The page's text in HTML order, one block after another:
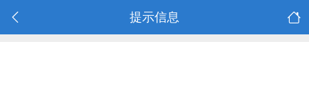
提示信息